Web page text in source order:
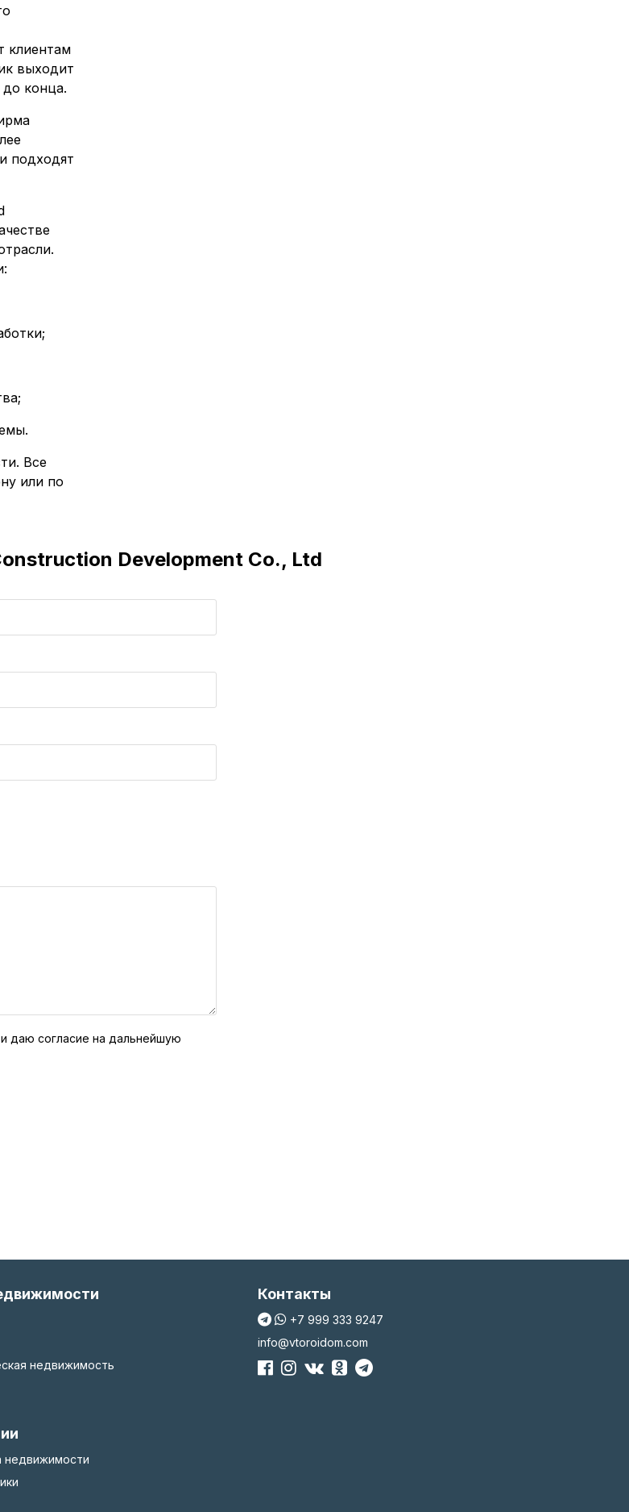
клиентам
выходит
до конца.
подходят
Все
или по
Development Co., Ltd
даю согласие на дальнейшую
недвижимость
недвижимости
Контакты
+7 999 333 9247
info@vtoroidom.com